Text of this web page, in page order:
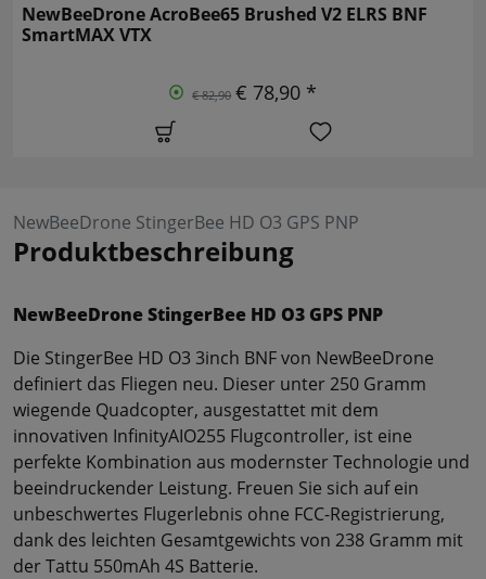
NewBeeDrone AcroBee65 Brushed V2 ELRS BNF
SmartMAX VTX
€ 82,90 € 78,90 *
NewBeeDrone StingerBee HD O3 GPS PNP
Produktbeschreibung
NewBeeDrone StingerBee HD O3 GPS PNP
Die StingerBee HD O3 3inch BNF von NewBeeDrone
definiert das Fliegen neu. Dieser unter 250 Gramm
wiegende Quadcopter, ausgestattet mit dem
innovativen InfinityAIO255 Flugcontroller, ist eine
perfekte Kombination aus modernster Technologie und
beeindruckender Leistung. Freuen Sie sich auf ein
unbeschwertes Flugerlebnis ohne FCC-Registrierung,
dank des leichten Gesamtgewichts von 238 Gramm mit
der Tattu 550mAh 4S Batterie.